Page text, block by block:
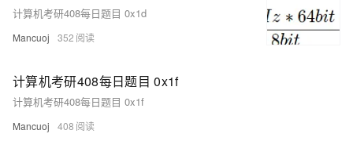
计算机考研408每日题目 0x1d
Mancuoj 352
计算机考研408每日题目 0x1f
计算机考研408每日题目 0x1f
Mancuoj 408